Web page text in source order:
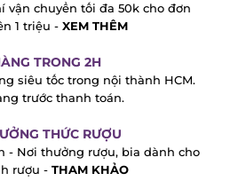
vận chuyển tối đa 50k cho đơn
1 triệu - XEM THÊM
TRONG 2H
siêu tốc trong nội thành HCM.
trước thanh toán.
THỨC RƯỢU
- Nơi thưởng rượu, bia dành cho
rượu - THAM KHẢO